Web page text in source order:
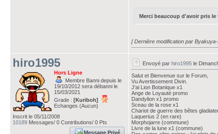
Merci beaucoup d'avoir pris
[ Dernière modification par
hiro1995
Hors Ligne
Membre Banni depuis le
19/10/2012 sera débanni le
15/03/2021
Grade : [Kuriboh]
Echanges (Aucun)
Inscrit le 05/11/2008
10189 Messages/ 0 Contributions/ 0 Pts
Message Privé
Envoyé par hiro1995 le
Salut et Bienvenue sur le Forum,
Vu Avertissement Divin.
J'ai Lion Botanique x1
Ange de Loyauté promo
Dandylion x1 promo
Sceau de la rose x1
Chariot de guerre des bêtes
Laquerius 2 (en rare)
Morphojarre (commune)
Livre de la lune x1 (commune)